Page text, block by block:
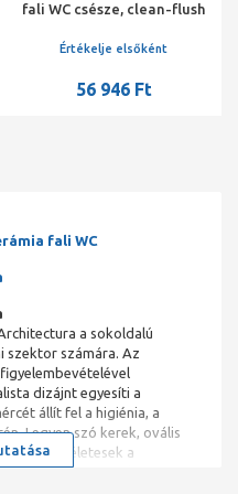
fali WC csésze, clean-flush
fehér
Értékelje elsőként
56 946 Ft
fali WC
a sokoldalú
szektor számára. Az
dizájnt egyesíti a
állít fel a higiénia, a
Legyen szó kerek, ovális
tökéletesek a
Az új falra